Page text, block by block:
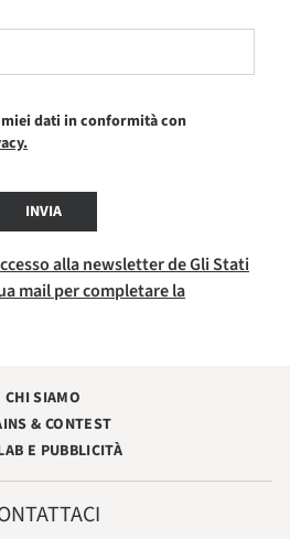
dati in conformità con
INVIA
alla newsletter de Gli Stati
mail per completare la
CHI SIAMO
& CONTEST
E PUBBLICITÀ